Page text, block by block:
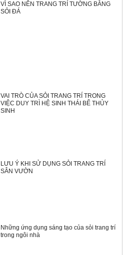
VÌ SAO NÊN TRANG TRÍ TƯỜNG BẰNG
SỎI ĐÁ
VAI TRÒ CỦA SỎI TRANG TRÍ TRONG
VIỆC DUY TRÌ HỆ SINH THÁI BỂ THỦY
SINH
LƯU Ý KHI SỬ DỤNG SỎI TRANG TRÍ
SÂN VƯỜN
Những ứng dụng sáng tạo của sỏi trang trí
trong ngôi nhà